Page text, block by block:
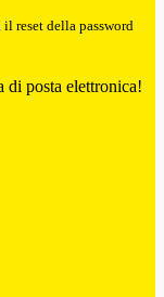
reset della password
di posta elettronica!